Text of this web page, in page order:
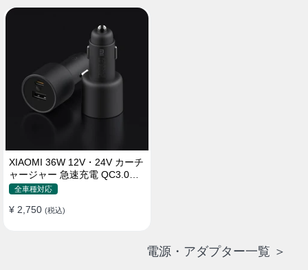
XIAOMI 36W 12V・24V カーチ
ャージャー 急速充電 QC3.0
LEDライト コンパクト 車載充
全車種対応
¥ 2,750 (税込)
電源・アダプター一覧 ＞